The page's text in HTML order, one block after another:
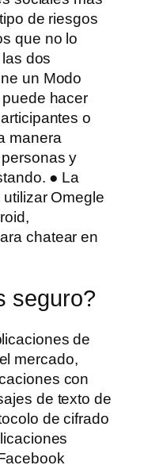
de riesgos
que no lo
dos
un Modo
hacer
o
manera
y
● La
Omegle
chatear en
seguro?
de
mercado,
con
de texto de
de cifrado